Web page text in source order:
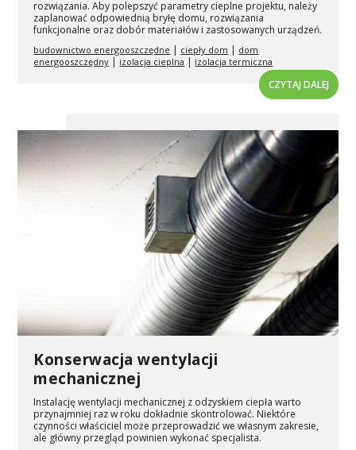
rozwiązania. Aby polepszyć parametry cieplne projektu, należy
zaplanować odpowiednią bryłę domu, rozwiązania
funkcjonalne oraz dobór materiałów i zastosowanych urządzeń.
budownictwo energooszczędne | ciepły dom | dom
energooszczędny | izolacja cieplna | izolacja termiczna
CZYTAJ DALEJ
Konserwacja wentylacji
mechanicznej
Instalację wentylacji mechanicznej z odzyskiem ciepła warto
przynajmniej raz w roku dokładnie skontrolować. Niektóre
czynności właściciel może przeprowadzić we własnym zakresie,
ale główny przegląd powinien wykonać specjalista.